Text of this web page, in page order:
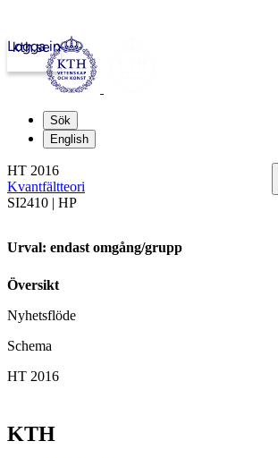
kth.se
Logga in
Sök
English
HT 2016
Kvantfältteori
SI2410 | HP
Urval: endast omgång/grupp
Översikt
Nyhetsflöde
Schema
HT 2016
KTH